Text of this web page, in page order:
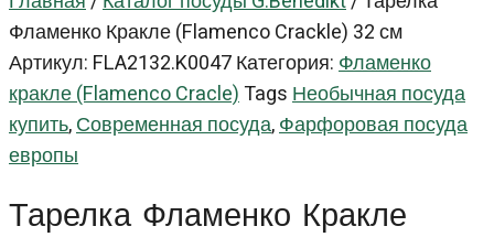
Фламенко Кракле (Flamenco Crackle) 32 см
Артикул: FLA2132.K0047Категория:Фламенко
кракле (Flamenco Cracle)TagsНеобычная посуда
купить,Современная посуда,Фарфоровая посуда
европы
Тарелка Фламенко Кракле